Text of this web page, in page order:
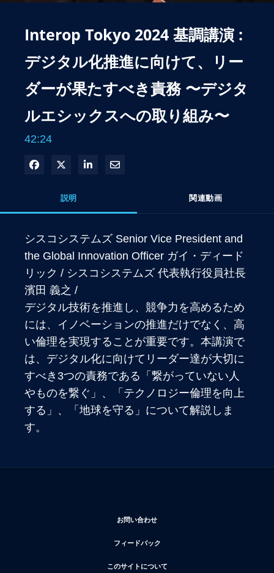
Interop Tokyo 2024 基調講演 :
デジタル化推進に向けて、リー
ダーが果たすべき責務 〜デジタ
ルエシックスへの取り組み〜
42:24
Facebook で共有
Xで共有する
LinkedIn で共有
電子メールで共有
説明 関連動画
シスコシステムズ Senior Vice President and
the Global Innovation Officer ガイ・ディード
リック / シスコシステムズ 代表執行役員社長
濱田 義之 /
デジタル技術を推進し、競争力を高めるため
には、イノベーションの推進だけでなく、高
い倫理を実現することが重要です。本講演で
は、デジタル化に向けてリーダー達が大切に
すべき3つの責務である「繋がっていない人
やものを繋ぐ」、「テクノロジー倫理を向上
する」、「地球を守る」について解説しま
す。
お問い合わせ新しいウィンドウで開く
フィードバック新しいウィンドウで開く
このサイトについて新しいウィンドウで開く